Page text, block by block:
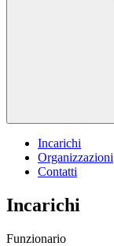
Incarichi
Organizzazioni
Contatti
Incarichi
Funzionario